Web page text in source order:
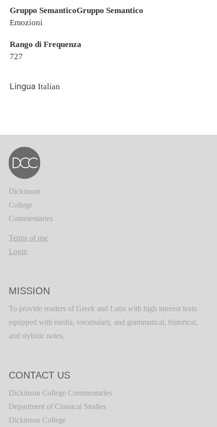
Gruppo SemanticoGruppo Semantico
Emozioni
Rango di Frequenza
727
Lingua Italian
Dickinson
College
Commentaries
Terms of use
Login
MISSION
To provide readers of Greek and Latin with high interest texts
equipped with media, vocabulary, and grammatical, historical,
and stylistic notes.
CONTACT US
Dickinson College Commentaries
Department of Classical Studies
Dickinson College